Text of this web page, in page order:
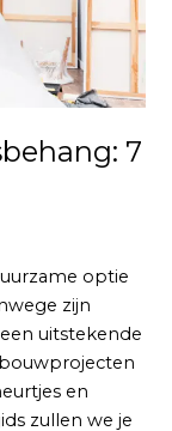
7
optie
zijn
uitstekende
en
zullen we je